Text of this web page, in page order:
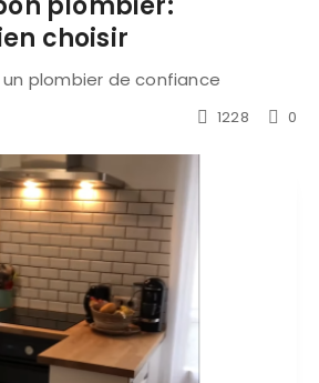
choisir
plombier de confiance
1228 0